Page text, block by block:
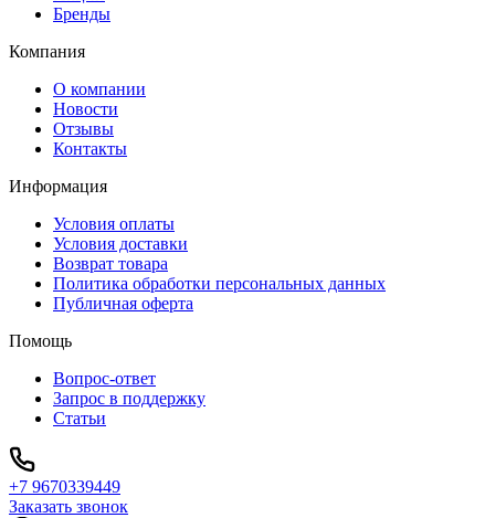
Бренды
Компания
О компании
Новости
Отзывы
Контакты
Информация
Условия оплаты
Условия доставки
Возврат товара
Политика обработки персональных данных
Публичная оферта
Помощь
Вопрос-ответ
Запрос в поддержку
Статьи
+7 9670339449
Заказать звонок